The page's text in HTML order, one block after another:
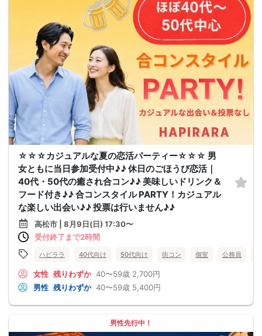
☆☆☆カジュアルな夏の恋活パーティー☆☆☆ 男
女ともに当日参加受付中♪♪ 休日のごほうび恋活｜
40代・50代の癒され合コン♪♪ 美味しいドリンク＆
フード付き♪♪ 合コンスタイル PARTY！カジュアル
な楽しい出会い♪♪ 投票は行いません♪♪
高松市 | 8月9日(日) 17:30〜
受付終了まで2時間
ハピララ 40代向け 50代向け 街コン 個室 公務員
女性 残りわずか 40〜59歳 2,700円
男性 残りわずか 40〜59歳 5,400円
男性先行中！